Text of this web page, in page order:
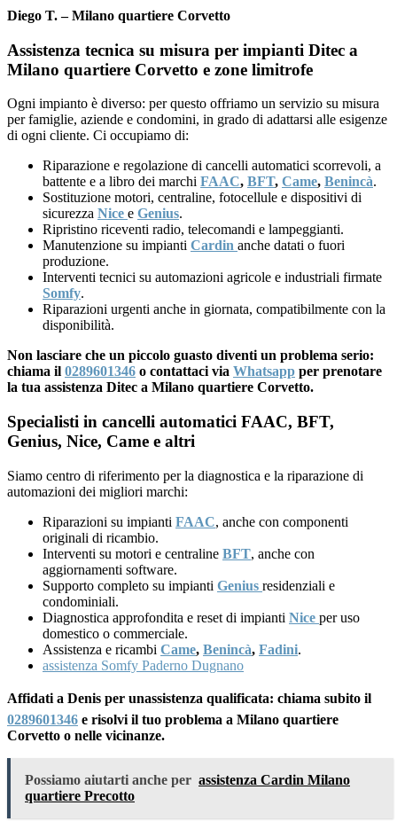
Diego T. – Milano quartiere Corvetto
Assistenza tecnica su misura per impianti Ditec a
Milano quartiere Corvetto e zone limitrofe
Ogni impianto è diverso: per questo offriamo un servizio su misura
per famiglie, aziende e condomini, in grado di adattarsi alle esigenze
di ogni cliente. Ci occupiamo di:
Riparazione e regolazione di cancelli automatici scorrevoli, a
battente e a libro dei marchi FAAC, BFT, Came, Benincà.
Sostituzione motori, centraline, fotocellule e dispositivi di
sicurezza Nice e Genius.
Ripristino riceventi radio, telecomandi e lampeggianti.
Manutenzione su impianti Cardin anche datati o fuori
produzione.
Interventi tecnici su automazioni agricole e industriali firmate
Somfy.
Riparazioni urgenti anche in giornata, compatibilmente con la
disponibilità.
Non lasciare che un piccolo guasto diventi un problema serio:
chiama il 0289601346 o contattaci via Whatsapp per prenotare
la tua assistenza Ditec a Milano quartiere Corvetto.
Specialisti in cancelli automatici FAAC, BFT,
Genius, Nice, Came e altri
Siamo centro di riferimento per la diagnostica e la riparazione di
automazioni dei migliori marchi:
Riparazioni su impianti FAAC, anche con componenti
originali di ricambio.
Interventi su motori e centraline BFT, anche con
aggiornamenti software.
Supporto completo su impianti Genius residenziali e
condominiali.
Diagnostica approfondita e reset di impianti Nice per uso
domestico o commerciale.
Assistenza e ricambi Came, Benincà, Fadini.
assistenza Somfy Paderno Dugnano
Affidati a Denis per unassistenza qualificata: chiama subito il
0289601346 e risolvi il tuo problema a Milano quartiere
Corvetto o nelle vicinanze.
Possiamo aiutarti anche per assistenza Cardin Milano
quartiere Precotto